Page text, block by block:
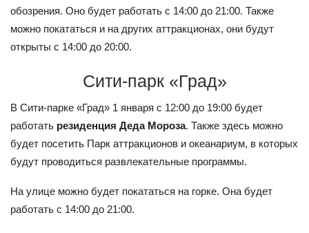
обозрения. Оно будет работать с 14:00 до 21:00. Также
можно покататься и на других аттракционах, они будут
открыты с 14:00 до 20:00.
Сити-парк «Град»
В Сити-парке «Град» 1 января с 12:00 до 19:00 будет
работать резиденция Деда Мороза. Также здесь можно
будет посетить Парк аттракционов и океанариум, в которых
будут проводиться развлекательные программы.
На улице можно будет покататься на горке. Она будет
работать с 14:00 до 21:00.